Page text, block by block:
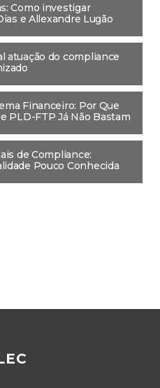
Como investigar
e Allexandre Lugão
atuação do compliance
Financeiro: Por Que
PLD-FTP Já Não Bastam
de Compliance:
Pouco Conhecida